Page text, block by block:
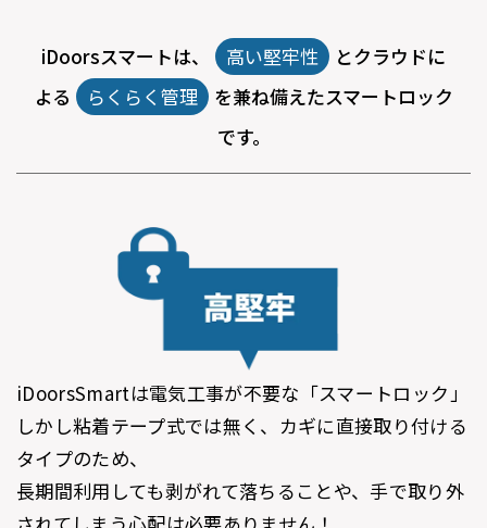
iDoorsスマートは、 高い堅牢性
とクラウドに
よる
らくらく管理
を兼ね備えたスマートロック
です。
iDoorsSmartは電気工事が不要な「スマートロック」
しかし粘着テープ式では無く、カギに直接取り付ける
タイプのため、
長期間利用しても剥がれて落ちることや、手で取り外